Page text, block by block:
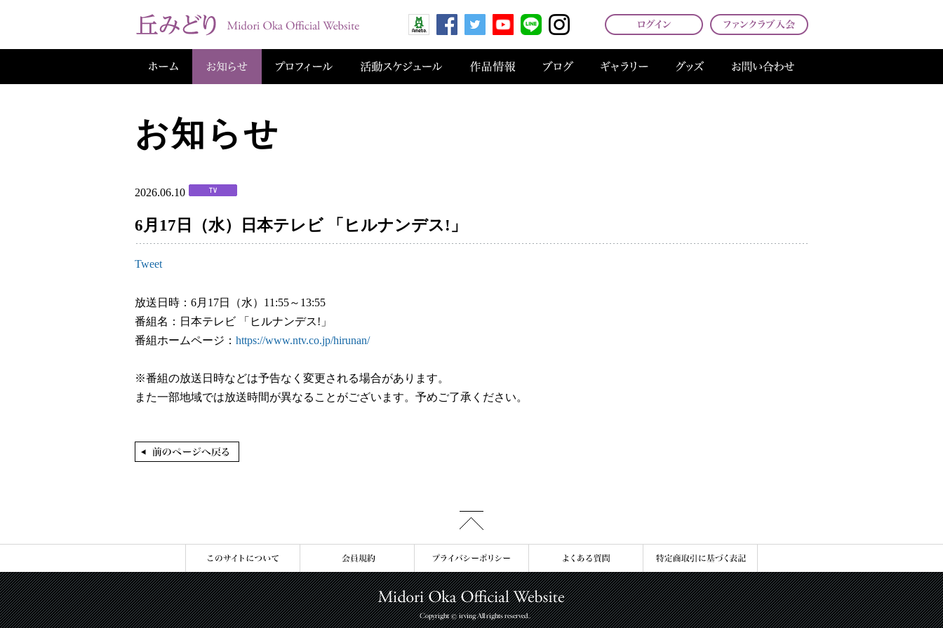
お知らせ
2026.06.10
6月17日（水）⽇本テレビ 「ヒルナンデス!」
Tweet
放送日時：6月17日（水）11:55～13:55
番組名：⽇本テレビ 「ヒルナンデス!」
番組ホームページ： https://www.ntv.co.jp/hirunan/
※番組の放送日時などは予告なく変更される場合があります。
また一部地域では放送時間が異なることがございます。予めご了承ください。